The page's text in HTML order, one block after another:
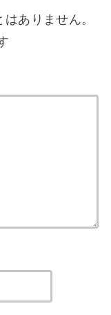
ありません。